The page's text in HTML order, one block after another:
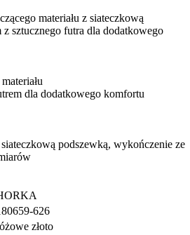
materiału z siateczkową
sztucznego futra dla dodatkowego
dla dodatkowego komfortu
podszewką, wykończenie ze
626
złoto